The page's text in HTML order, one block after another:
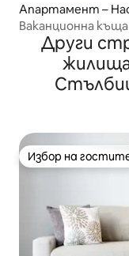
Апартамент –
Ваканционна
плаж)Други
Избор на
Избор на